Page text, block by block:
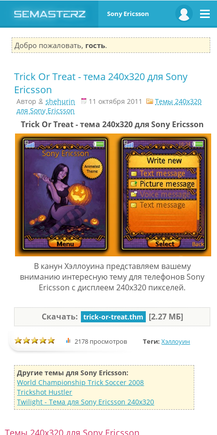
Sony Ericsson
Добро пожаловать, гость.
Trick Or Treat - тема 240x320 для Sony
Ericsson
Автор shehurin 11 октября 2011
Темы 240x320
для Sony Ericsson
Trick Or Treat - тема 240х320 для Sony Ericsson
В канун Хэллоуина представляем вашему
вниманию интересную тему для телефонов Sony
Ericsson с дисплеем 240x320 пикселей.
Скачать: trick-or-treat.thm [2.27 МБ]
2178 просмотров Теги:Хэллоуин
Другие темы для Sony Ericsson:
World Championship Trick Soccer 2008
Trickshot Hustler
Twilight - Тема для Sony Ericsson 240x320
Темы 240x320 для Sony Ericsson